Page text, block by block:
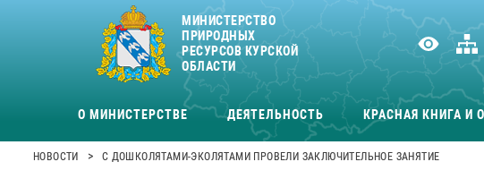
МИНИСТЕРСТВО
ПРИРОДНЫХ
РЕСУРСОВ КУРСКОЙ
ОБЛАСТИ
О МИНИСТЕРСТВЕ ДЕЯТЕЛЬНОСТЬ КРАСНАЯ КНИГА И
НОВОСТИ > С ДОШКОЛЯТАМИ-ЭКОЛЯТАМИ ПРОВЕЛИ ЗАКЛЮЧИТЕЛЬНОЕ ЗАНЯТИЕ